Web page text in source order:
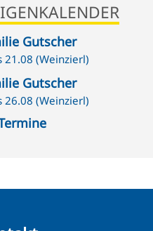
Gutscher
21.08 (Weinzierl)
Gutscher
26.08 (Weinzierl)